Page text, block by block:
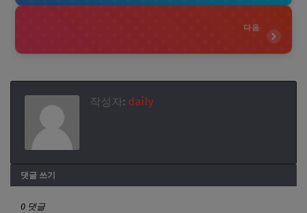
다음
작성자: daily
댓글 쓰기
0 댓글